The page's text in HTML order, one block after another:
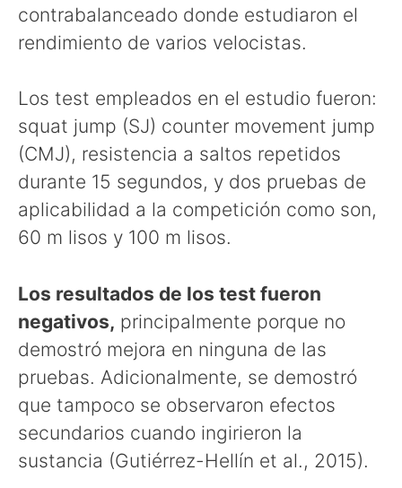
contrabalanceado donde estudiaron el
rendimiento de varios velocistas.
Los test empleados en el estudio fueron:
squat jump (SJ) counter movement jump
(CMJ), resistencia a saltos repetidos
durante 15 segundos, y dos pruebas de
aplicabilidad a la competición como son,
60 m lisos y 100 m lisos.
Los resultados de los test fueron
negativos, principalmente porque no
demostró mejora en ninguna de las
pruebas. Adicionalmente, se demostró
que tampoco se observaron efectos
secundarios cuando ingirieron la
sustancia (Gutiérrez-Hellín et al., 2015).